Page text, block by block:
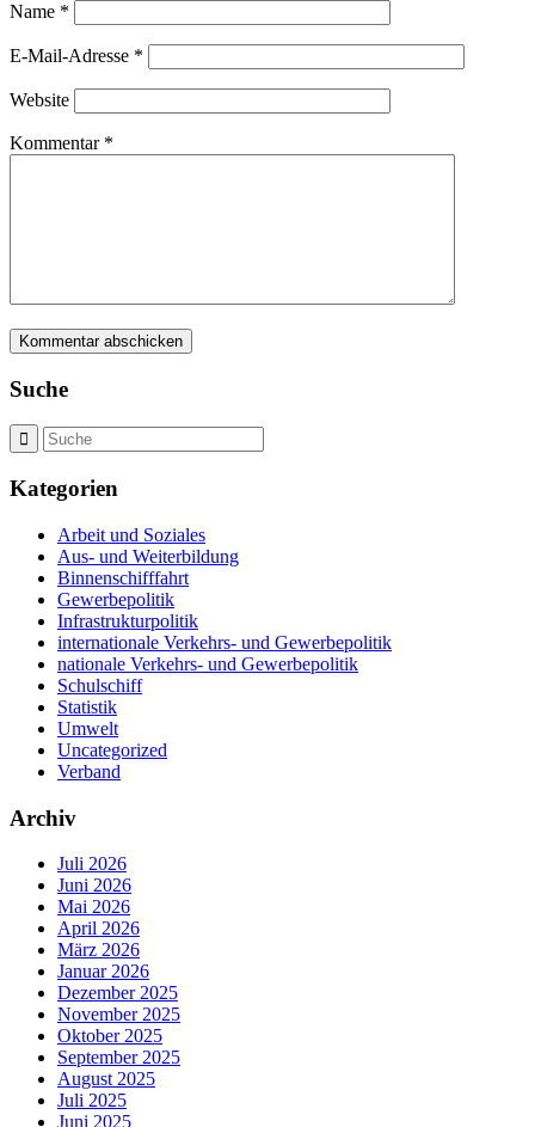
Name *
E-Mail-Adresse *
Website
Kommentar *
Suche
Kategorien
Arbeit und Soziales
Aus- und Weiterbildung
Binnenschifffahrt
Gewerbepolitik
Infrastrukturpolitik
internationale Verkehrs- und Gewerbepolitik
nationale Verkehrs- und Gewerbepolitik
Schulschiff
Statistik
Umwelt
Uncategorized
Verband
Archiv
Juli 2026
Juni 2026
Mai 2026
April 2026
März 2026
Januar 2026
Dezember 2025
November 2025
Oktober 2025
September 2025
August 2025
Juli 2025
Juni 2025